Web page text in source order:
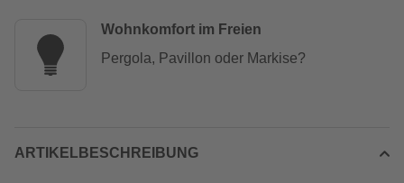
Wohnkomfort im Freien
Pergola, Pavillon oder Markise?
ARTIKELBESCHREIBUNG